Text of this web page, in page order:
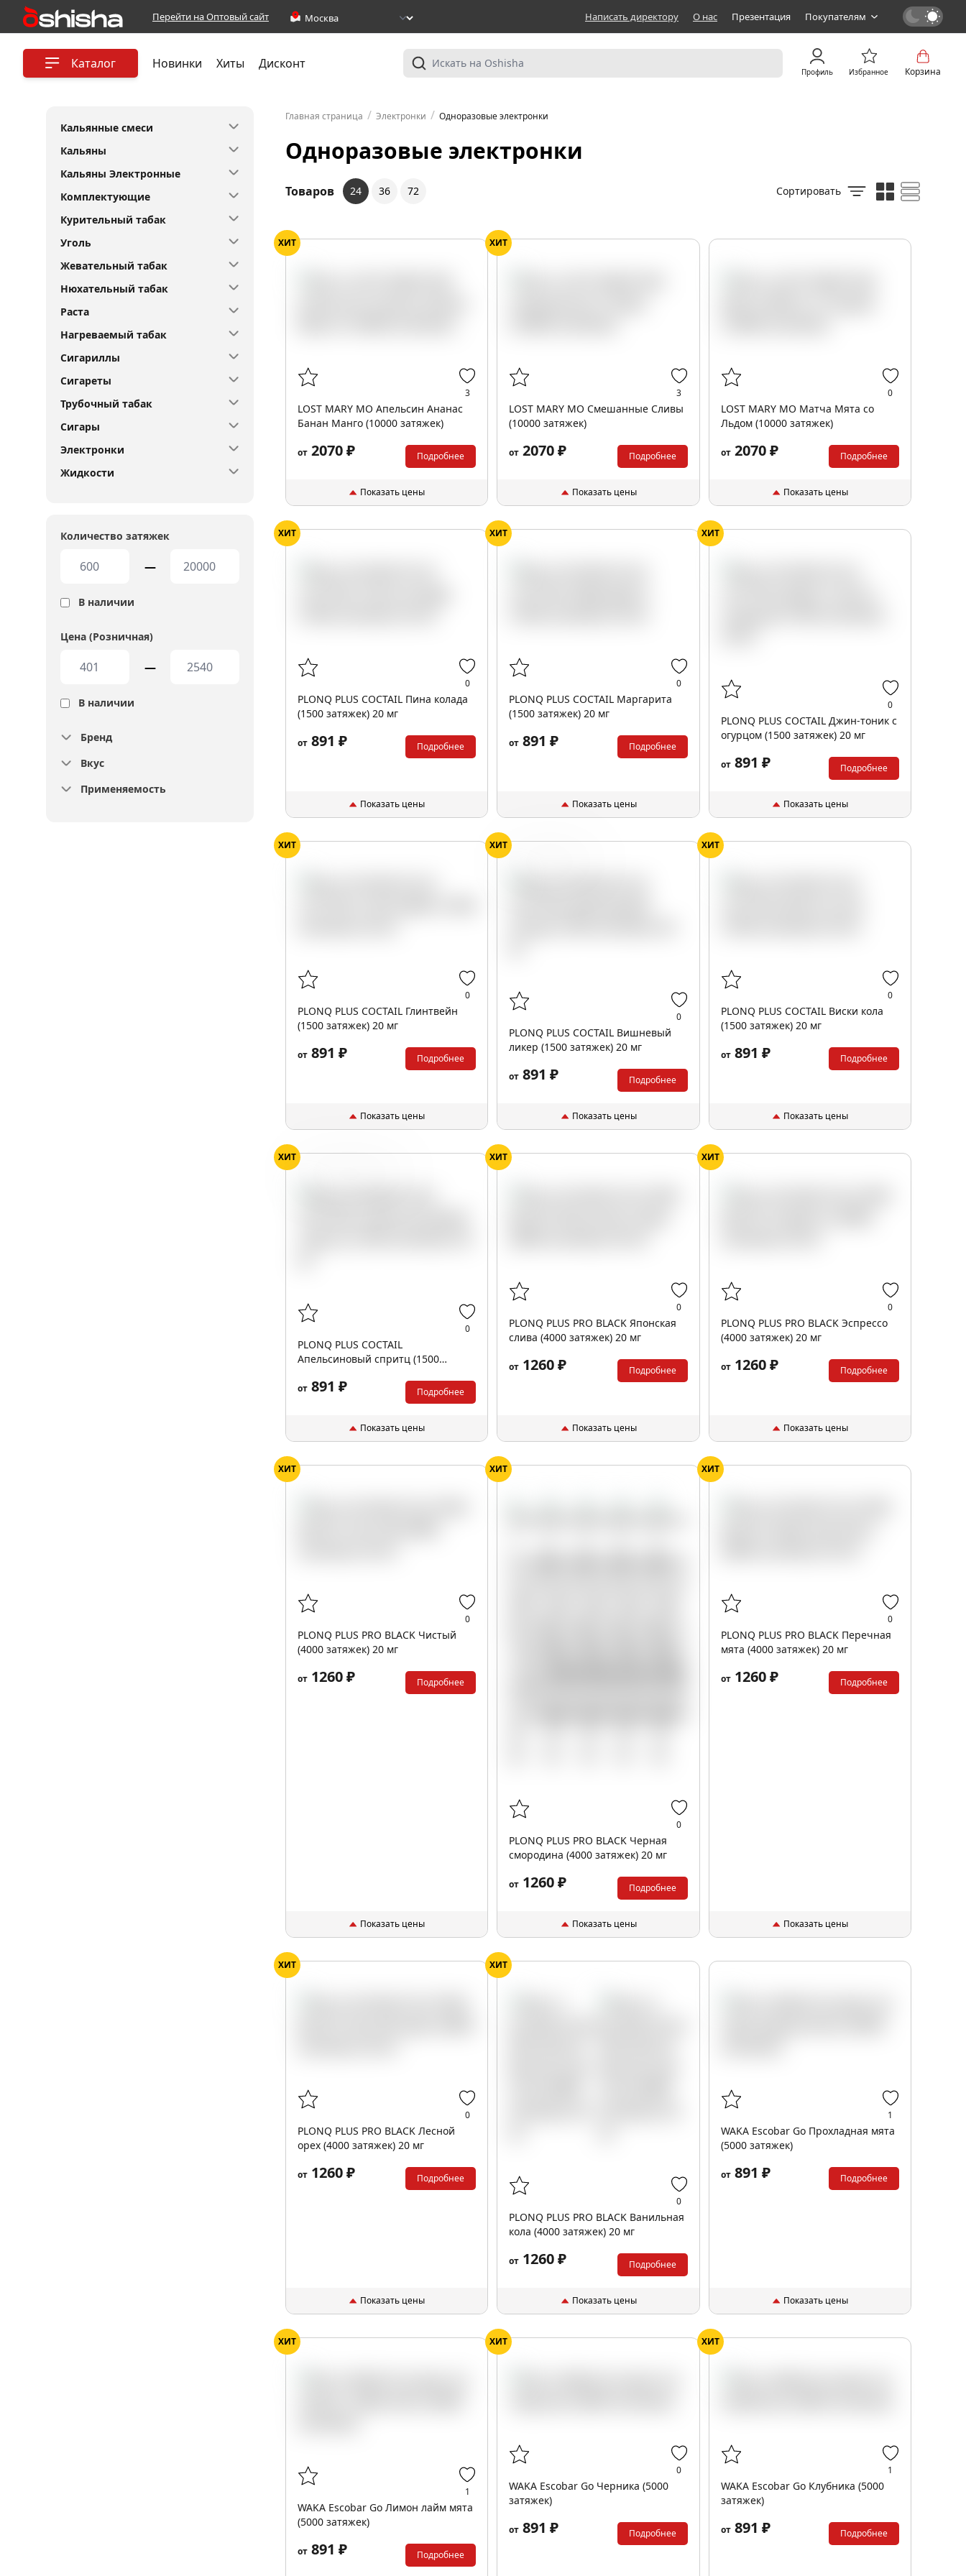
Перейти на Оптовый сайт Написать директору О нас Презентация Покупателям
Каталог Новинки Хиты Дисконт
Профиль Избранное Корзина
Кальянные смеси
Кальяны
Кальяны Электронные
Комплектующие
Курительный табак
Уголь
Жевательный табак
Нюхательный табак
Раста
Нагреваемый табак
Сигариллы
Сигареты
Трубочный табак
Сигары
Электронки
Жидкости
Количество затяжек
—
В наличии
Цена (Розничная)
—
В наличии
Бренд
Вкус
Применяемость
Главная страница / Электронки / Одноразовые электронки
Одноразовые электронки
Товаров 24 36 72 Сортировать
ХИТ
3
LOST MARY MO Апельсин Ананас
Банан Манго (10000 затяжек)
от 2070 ₽ Подробнее
Показать цены
ХИТ
3
LOST MARY MO Смешанные Сливы
(10000 затяжек)
от 2070 ₽ Подробнее
Показать цены
0
LOST MARY MO Матча Мята со
Льдом (10000 затяжек)
от2070 ₽ Подробнее
Показать цены
ХИТ
0
PLONQ PLUS COCTAIL Пина колада
(1500 затяжек) 20 мг
от 891 ₽ Подробнее
Показать цены
ХИТ
0
PLONQ PLUS COCTAIL Маргарита
(1500 затяжек) 20 мг
от 891 ₽ Подробнее
Показать цены
ХИТ
0
PLONQ PLUS COCTAIL Джин-тоник с
огурцом (1500 затяжек) 20 мг
от891 ₽ Подробнее
Показать цены
ХИТ
0
PLONQ PLUS COCTAIL Глинтвейн
(1500 затяжек) 20 мг
от 891 ₽ Подробнее
Показать цены
ХИТ
0
PLONQ PLUS COCTAIL Вишневый
ликер (1500 затяжек) 20 мг
от 891 ₽ Подробнее
Показать цены
ХИТ
0
PLONQ PLUS COCTAIL Виски кола
(1500 затяжек) 20 мг
от891 ₽ Подробнее
Показать цены
ХИТ
0
PLONQ PLUS COCTAIL
Апельсиновый спритц (1500
от 891 ₽ Подробнее
Показать цены
ХИТ
0
PLONQ PLUS PRO BLACK Японская
слива (4000 затяжек) 20 мг
от 1260 ₽ Подробнее
Показать цены
ХИТ
0
PLONQ PLUS PRO BLACK Эспрессо
(4000 затяжек) 20 мг
от1260 ₽ Подробнее
Показать цены
ХИТ
0
PLONQ PLUS PRO BLACK Чистый
(4000 затяжек) 20 мг
от 1260 ₽ Подробнее
Показать цены
ХИТ
0
PLONQ PLUS PRO BLACK Черная
смородина (4000 затяжек) 20 мг
от 1260 ₽ Подробнее
Показать цены
ХИТ
0
PLONQ PLUS PRO BLACK Перечная
мята (4000 затяжек) 20 мг
от1260 ₽ Подробнее
Показать цены
ХИТ
0
PLONQ PLUS PRO BLACK Лесной
орех (4000 затяжек) 20 мг
от 1260 ₽ Подробнее
Показать цены
ХИТ
0
PLONQ PLUS PRO BLACK Ванильная
кола (4000 затяжек) 20 мг
от 1260 ₽ Подробнее
Показать цены
1
WAKA Escobar Go Прохладная мята
(5000 затяжек)
от891 ₽ Подробнее
Показать цены
ХИТ
1
WAKA Escobar Go Лимон лайм мята
(5000 затяжек)
от 891 ₽ Подробнее
ХИТ
0
WAKA Escobar Go Черника (5000
затяжек)
от 891 ₽ Подробнее
ХИТ
1
WAKA Escobar Go Клубника (5000
затяжек)
от891 ₽ Подробнее